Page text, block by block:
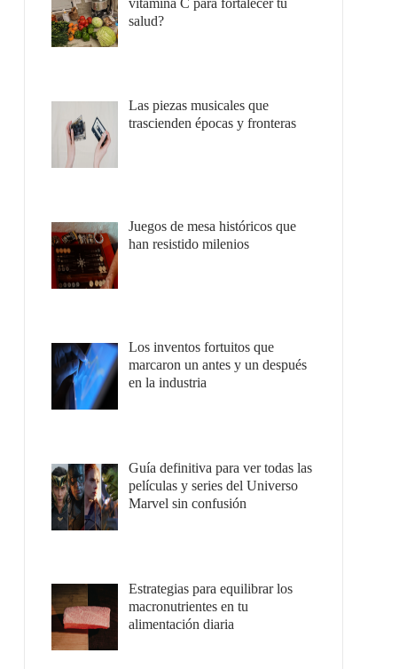
salud?
Las piezas musicales que
trascienden épocas y fronteras
Juegos de mesa históricos que
han resistido milenios
Los inventos fortuitos que
marcaron un antes y un después
en la industria
Guía definitiva para ver todas las
películas y series del Universo
Marvel sin confusión
Estrategias para equilibrar los
macronutrientes en tu
alimentación diaria